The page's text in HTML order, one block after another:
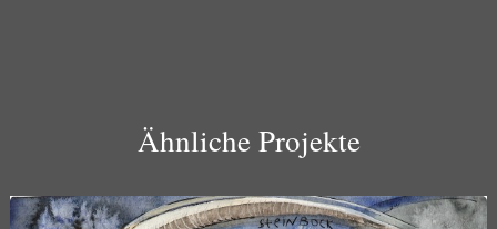
Ähnliche Projekte